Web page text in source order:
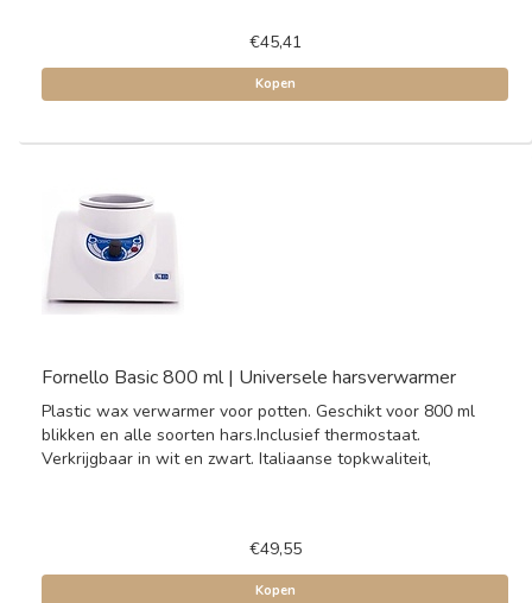
€45,41
Kopen
Fornello Basic 800 ml | Universele harsverwarmer
Plastic wax verwarmer voor potten. Geschikt voor 800 ml
blikken en alle soorten hars.Inclusief thermostaat.
Verkrijgbaar in wit en zwart. Italiaanse topkwaliteit,
€49,55
Kopen